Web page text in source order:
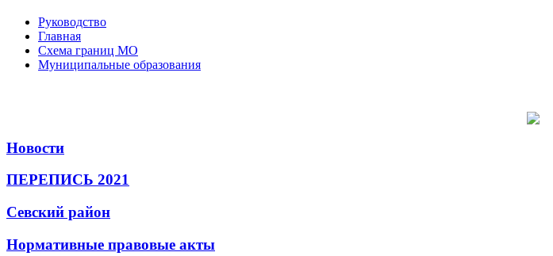
Руководство
Главная
Схема границ МО
Муниципальные образования
Новости
ПЕРЕПИСЬ 2021
Севский район
Нормативные правовые акты